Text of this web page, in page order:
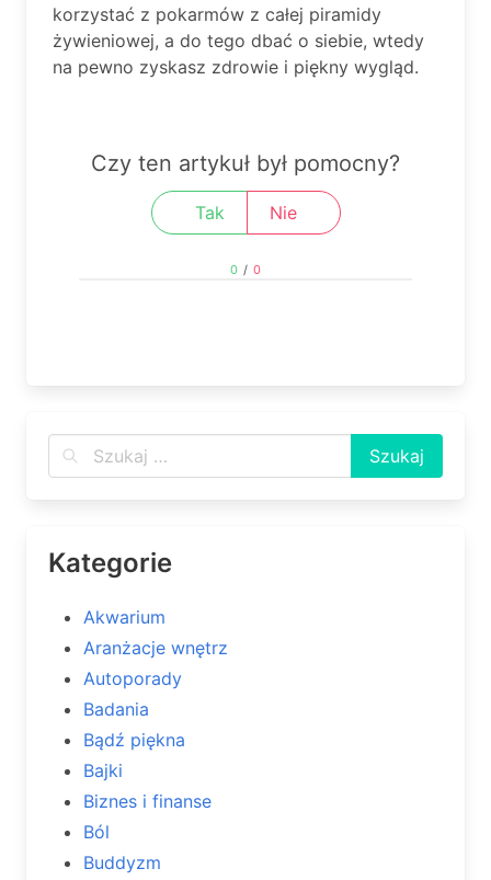
korzystać z pokarmów z całej piramidy
żywieniowej, a do tego dbać o siebie, wtedy
na pewno zyskasz zdrowie i piękny wygląd.
Czy ten artykuł był pomocny?
Tak Nie
0 / 0
Kategorie
Akwarium
Aranżacje wnętrz
Autoporady
Badania
Bądź piękna
Bajki
Biznes i finanse
Ból
Buddyzm